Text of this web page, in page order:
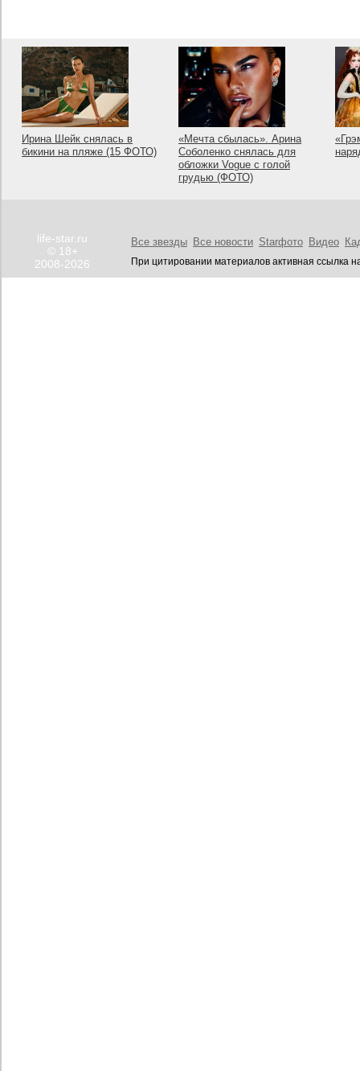
Ирина Шейк снялась в
бикини на пляже (15 ФОТО)
«Мечта сбылась». Арина
Соболенко снялась для
обложки Vogue с голой
грудью (ФОТО)
life-star.ru
© 18+
2008-2026
Все звезды Все новости Starфото Видео
При цитировании материалов активная ссылка